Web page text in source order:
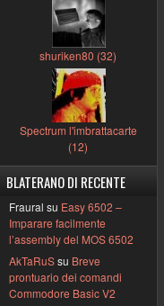
shuriken80 (32)
Spectrum l'imbrattacarte
(12)
BLATERANO DI RECENTE
Fraural su Easy 6502 –
Imparare facilmente
l’assembly del MOS 6502
AkTaRuSsu Breve
prontuario dei comandi
Commodore Basic V2